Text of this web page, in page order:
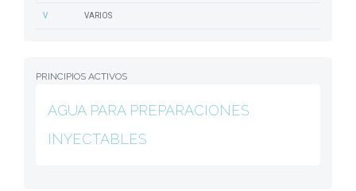
V VARIOS
PRINCIPIOS ACTIVOS
AGUA PARA PREPARACIONES
INYECTABLES